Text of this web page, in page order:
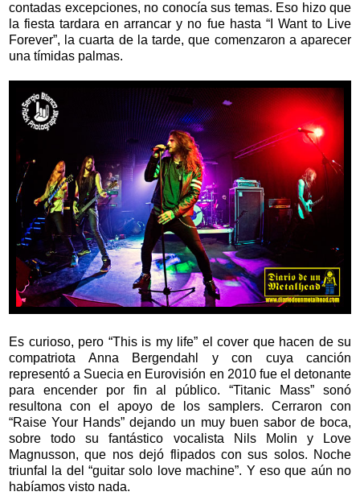
contadas excepciones, no conocía sus temas. Eso hizo que
la fiesta tardara en arrancar y no fue hasta “I Want to Live
Forever”, la cuarta de la tarde, que comenzaron a aparecer
una tímidas palmas.
Es curioso, pero “This is my life” el cover que hacen de su
compatriota Anna Bergendahl y con cuya canción
representó a Suecia en Eurovisión en 2010 fue el detonante
para encender por fin al público. “Titanic Mass” sonó
resultona con el apoyo de los samplers. Cerraron con
“Raise Your Hands” dejando un muy buen sabor de boca,
sobre todo su fantástico vocalista Nils Molin y Love
Magnusson, que nos dejó flipados con sus solos. Noche
triunfal la del “guitar solo love machine”. Y eso que aún no
habíamos visto nada.